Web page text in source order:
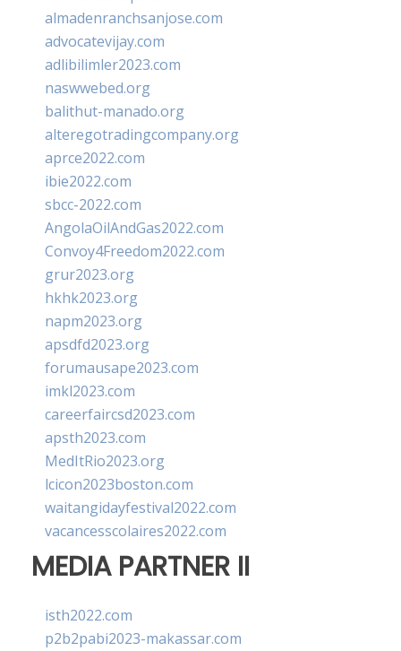
almadenranchsanjose.com
advocatevijay.com
adlibilimler2023.com
naswwebed.org
balithut-manado.org
alteregotradingcompany.org
aprce2022.com
ibie2022.com
sbcc-2022.com
AngolaOilAndGas2022.com
Convoy4Freedom2022.com
grur2023.org
hkhk2023.org
napm2023.org
apsdfd2023.org
forumausape2023.com
imkl2023.com
careerfaircsd2023.com
apsth2023.com
MedItRio2023.org
lcicon2023boston.com
waitangidayfestival2022.com
vacancesscolaires2022.com
MEDIA PARTNER II
isth2022.com
p2b2pabi2023-makassar.com